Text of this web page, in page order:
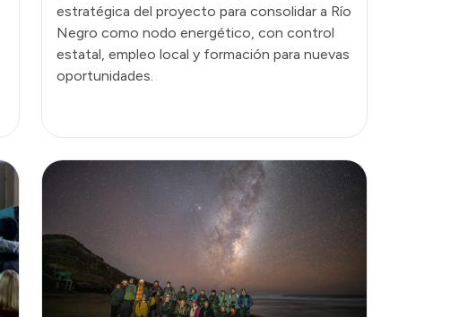
estratégica del proyecto para consolidar a Río
Negro como nodo energético, con control
estatal, empleo local y formación para nuevas
oportunidades.